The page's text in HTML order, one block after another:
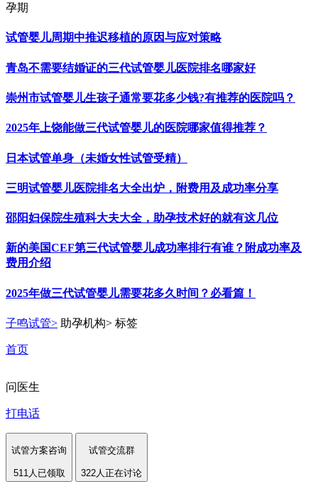
孕期
试管婴儿周期中推迟移植的原因与应对策略
青岛不需要结婚证的三代试管婴儿医院排名哪家好
崇州市试管婴儿生孩子通常要花多少钱?有推荐的医院吗？
2025年上饶能做三代试管婴儿的医院哪家值得推荐？
日本试管单身（未婚女性试管受精）
三明试管婴儿医院排名大全出炉，附费用及成功率分享
邵阳妇保院生殖科大夫大全，助孕技术好的就有这几位
新的美国CEF第三代试管婴儿成功率排行有谁？附成功率及
费用介绍
2025年做三代试管婴儿需要花多久时间？必看篇！
子鸣试管> 助孕机构> 标签
首页
问医生
打电话
试管方案咨询
511人已领取
试管交流群
322人正在讨论